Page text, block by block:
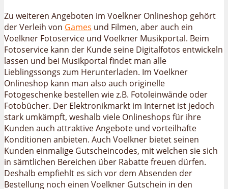
Zu weiteren Angeboten im Voelkner Onlineshop gehört
der Verleih von Games und Filmen, aber auch ein
Voelkner Fotoservice und Voelkner Musikportal. Beim
Fotoservice kann der Kunde seine Digitalfotos entwickeln
lassen und bei Musikportal findet man alle
Lieblingssongs zum Herunterladen. Im Voelkner
Onlineshop kann man also auch originelle
Fotogeschenke bestellen wie z.B. Fotoleinwände oder
Fotobücher. Der Elektronikmarkt im Internet ist jedoch
stark umkämpft, weshalb viele Onlineshops für ihre
Kunden auch attraktive Angebote und vorteilhafte
Konditionen anbieten. Auch Voelkner bietet seinen
Kunden einmalige Gutscheincodes, mit welchen sie sich
in sämtlichen Bereichen über Rabatte freuen dürfen.
Deshalb empfiehlt es sich vor dem Absenden der
Bestellung noch einen Voelkner Gutschein in den